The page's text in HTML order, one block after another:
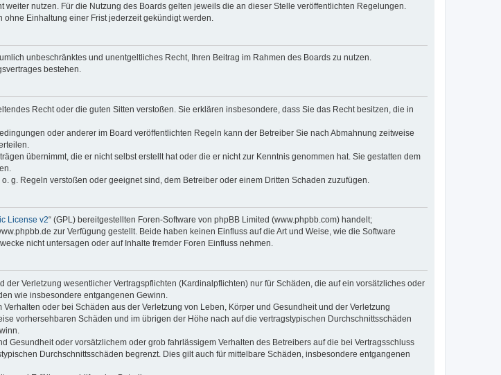
nutzen. Für die Nutzung des Boards gelten jeweils die an dieser Stelle veröffentlichten Regelungen.
Einhaltung einer Frist jederzeit gekündigt werden.
unbeschränktes und unentgeltliches Recht, Ihren Beitrag im Rahmen des Boards zu nutzen.
bestehen.
Recht oder die guten Sitten verstoßen. Sie erklären insbesondere, dass Sie das Recht besitzen, die in
oder anderer im Board veröffentlichten Regeln kann der Betreiber Sie nach Abmahnung zeitweise
übernimmt, die er nicht selbst erstellt hat oder die er nicht zur Kenntnis genommen hat. Sie gestatten dem
g. Regeln verstoßen oder geeignet sind, dem Betreiber oder einem Dritten Schaden zuzufügen.
License v2“ (GPL) bereitgestellten Foren-Software von phpBB Limited (www.phpbb.com) handelt;
zur Verfügung gestellt. Beide haben keinen Einfluss auf die Art und Weise, wie die Software
nicht untersagen oder auf Inhalte fremder Foren Einfluss nehmen.
Verletzung wesentlicher Vertragspflichten (Kardinalpflichten) nur für Schäden, die auf ein vorsätzliches oder
wie insbesondere entgangenen Gewinn.
oder bei Schäden aus der Verletzung von Leben, Körper und Gesundheit und der Verletzung
vorhersehbaren Schäden und im übrigen der Höhe nach auf die vertragstypischen Durchschnittsschäden
oder vorsätzlichem oder grob fahrlässigem Verhalten des Betreibers auf die bei Vertragsschluss
Durchschnittsschäden begrenzt. Dies gilt auch für mittelbare Schäden, insbesondere entgangenen